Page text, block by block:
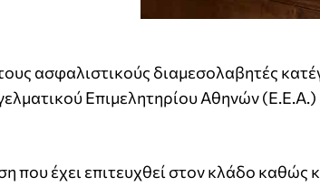
ασφαλιστικούς διαμεσολαβητές
Επιμελητηρίου Αθηνών (Ε.Ε.Α.)
έχει επιτευχθεί στον κλάδο καθώς